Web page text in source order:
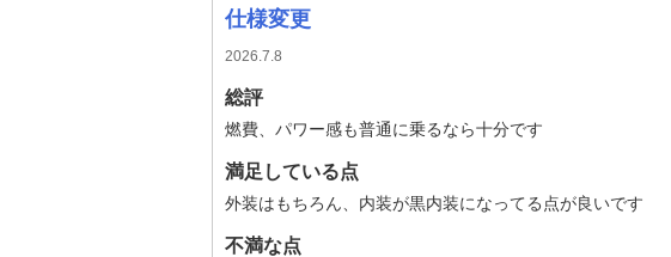
仕様変更
2026.7.8
総評
燃費、パワー感も普通に乗るなら十分です
満足している点
外装はもちろん、内装が黒内装になってる点が良いです
不満な点